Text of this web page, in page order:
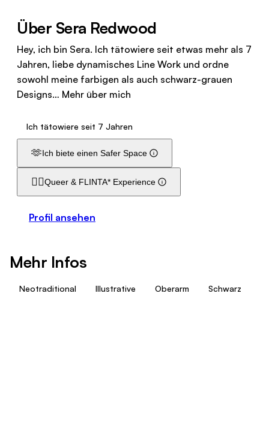
Über Sera Redwood
Hey, ich bin Sera. Ich tätowiere seit etwas mehr als 7
Jahren, liebe dynamisches Line Work und ordne
sowohl meine farbigen als auch schwarz-grauen
Designs… Mehr über mich
Ich tätowiere seit 7 Jahren
🫶Ich biete einen Safer Space
🏳️‍🌈Queer & FLINTA* Experience
Profil ansehen
Mehr Infos
Neotraditional Illustrative Oberarm Schwarz